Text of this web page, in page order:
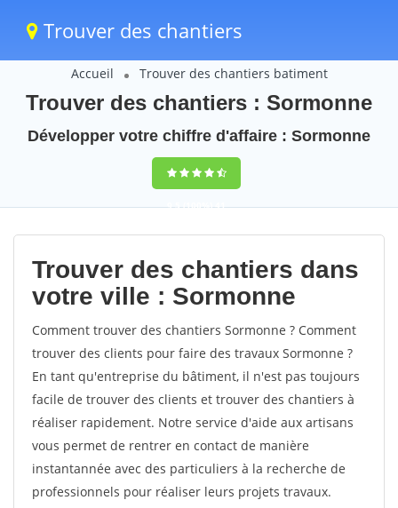
Trouver des chantiers
Accueil Trouver des chantiers batiment
Trouver des chantiers : Sormonne
Développer votre chiffre d'affaire : Sormonne
9,5(100%)41
votes
Trouver des chantiers dans
votre ville : Sormonne
Comment trouver des chantiers Sormonne ? Comment
trouver des clients pour faire des travaux Sormonne ?
En tant qu'entreprise du bâtiment, il n'est pas toujours
facile de trouver des clients et trouver des chantiers à
réaliser rapidement. Notre service d'aide aux artisans
vous permet de rentrer en contact de manière
instantannée avec des particuliers à la recherche de
professionnels pour réaliser leurs projets travaux.